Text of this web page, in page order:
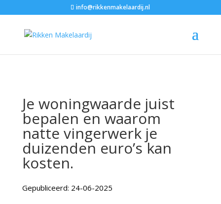
info@rikkenmakelaardij.nl
Je woningwaarde juist
bepalen en waarom
natte vingerwerk je
duizenden euro’s kan
kosten.
Gepubliceerd: 24-06-2025